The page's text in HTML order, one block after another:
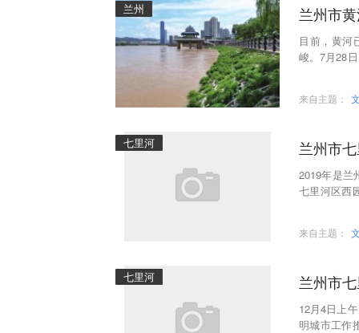
兰州 兰州市
目前，黄河
峻。7月28
来自主题：
七里河
2019年是兰
七里河区西
来自主题：
七里河
12月4日上
明城市工作